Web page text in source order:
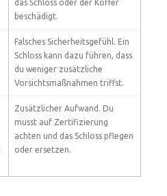
das Schloss oder der Koffer
beschädigt.
Falsches Sicherheitsgefühl. Ein
Schloss kann dazu führen, dass
du weniger zusätzliche
Vorsichtsmaßnahmen triffst.
Zusätzlicher Aufwand. Du
musst auf Zertifizierung
achten und das Schloss pflegen
oder ersetzen.